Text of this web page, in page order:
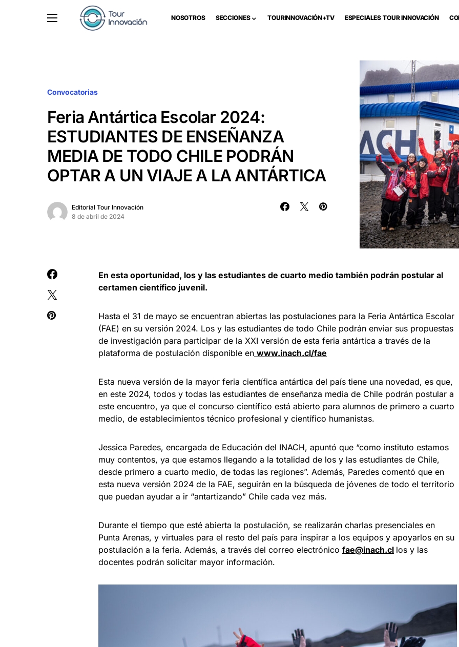
NOSOTROS SECCIONES TOURINNOVACIÓN+TV ESPECIALES TOUR INNOVACIÓN
Convocatorias
Feria Antártica Escolar 2024:
ESTUDIANTES DE ENSEÑANZA
MEDIA DE TODO CHILE PODRÁN
OPTAR A UN VIAJE A LA ANTÁRTICA
Editorial Tour Innovación
8 de abril de 2024
En esta oportunidad, los y las estudiantes de cuarto medio también podrán postular al
certamen científico juvenil.
Hasta el 31 de mayo se encuentran abiertas las postulaciones para la Feria Antártica Escolar
(FAE) en su versión 2024. Los y las estudiantes de todo Chile podrán enviar sus propuestas
de investigación para participar de la XXI versión de esta feria antártica a través de la
plataforma de postulación disponible en www.inach.cl/fae
Esta nueva versión de la mayor feria científica antártica del país tiene una novedad, es que,
en este 2024, todos y todas las estudiantes de enseñanza media de Chile podrán postular a
este encuentro, ya que el concurso científico está abierto para alumnos de primero a cuarto
medio, de establecimientos técnico profesional y científico humanistas.
Jessica Paredes, encargada de Educación del INACH, apuntó que “como instituto estamos
muy contentos, ya que estamos llegando a la totalidad de los y las estudiantes de Chile,
desde primero a cuarto medio, de todas las regiones”. Además, Paredes comentó que en
esta nueva versión 2024 de la FAE, seguirán en la búsqueda de jóvenes de todo el territorio
que puedan ayudar a ir “antartizando” Chile cada vez más.
Durante el tiempo que esté abierta la postulación, se realizarán charlas presenciales en
Punta Arenas, y virtuales para el resto del país para inspirar a los equipos y apoyarlos en su
postulación a la feria. Además, a través del correo electrónico fae@inach.cl los y las
docentes podrán solicitar mayor información.